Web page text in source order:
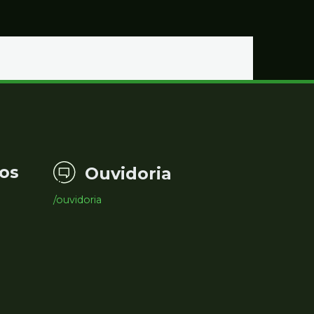
Ouvidoria
/ouvidoria